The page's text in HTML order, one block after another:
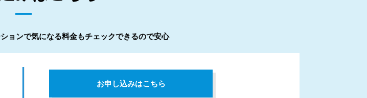
ョンで気になる料金もチェックできるので安心
お申し込みはこちら